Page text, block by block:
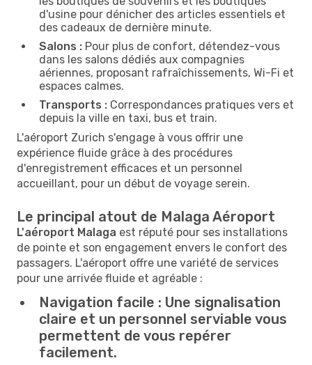
d'usine pour dénicher des articles essentiels et
des cadeaux de dernière minute.
Salons : Pour plus de confort, détendez-vous
dans les salons dédiés aux compagnies
aériennes, proposant rafraîchissements, Wi-Fi et
espaces calmes.
Transports : Correspondances pratiques vers et
depuis la ville en taxi, bus et train.
L'aéroport Zurich s'engage à vous offrir une
expérience fluide grâce à des procédures
d'enregistrement efficaces et un personnel
accueillant, pour un début de voyage serein.
Le principal atout de Malaga Aéroport
L'aéroport Malaga est réputé pour ses installations
de pointe et son engagement envers le confort des
passagers. L'aéroport offre une variété de services
pour une arrivée fluide et agréable :
Navigation facile : Une signalisation
claire et un personnel serviable vous
permettent de vous repérer
facilement.